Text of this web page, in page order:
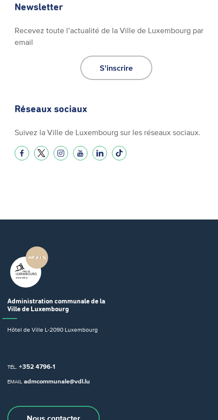
Newsletter
Recevez toute l’actualité de la Ville de Luxembourg par
email
S'inscrire
Réseaux sociaux
Suivez la Ville de Luxembourg sur les réseaux sociaux.
Administration communale de la
Ville de Luxembourg
Hôtel de Ville L-2090 Luxembourg
TÉL. +352 4796-1
EMAIL admcommunale@vdl.lu
Nous contacter